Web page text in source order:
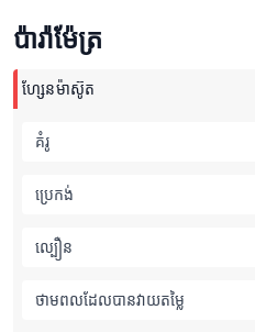
ប៉ារ៉ាម៉ែត្រ
ហ្សែនម៉ាស៊ូត
គំរូ
ប្រេកង់
ល្បឿន
ថាមពលដែលបានវាយតម្លៃ